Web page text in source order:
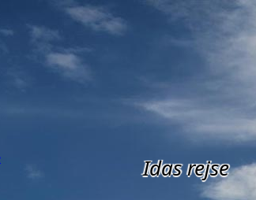
Idas rejse